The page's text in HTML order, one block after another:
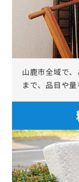
山鹿市全域で
まで、品目や量